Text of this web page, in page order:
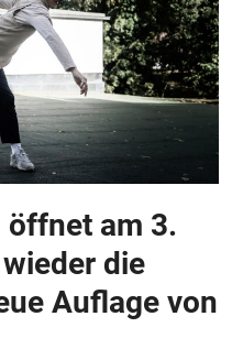
öffnet am 3.
die
Auflage von